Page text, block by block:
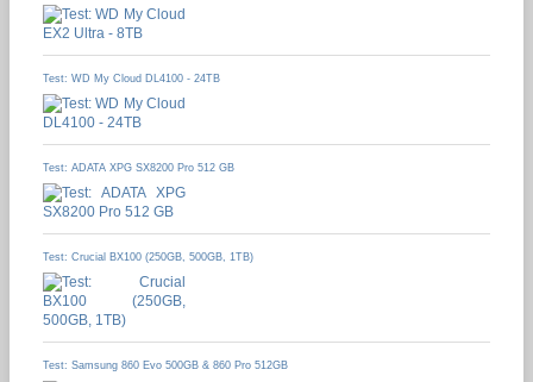
Test: WD My Cloud DL4100 - 24TB
Test: ADATA XPG SX8200 Pro 512 GB
Test: Crucial BX100 (250GB, 500GB, 1TB)
Test: Samsung 860 Evo 500GB & 860 Pro 512GB